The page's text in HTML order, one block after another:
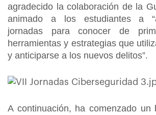
agradecido la colaboración de la
animado a los estudiantes a
jornadas para conocer de
herramientas y estrategias que
y anticiparse a los nuevos delitos”.
A continuación, ha comenzado un